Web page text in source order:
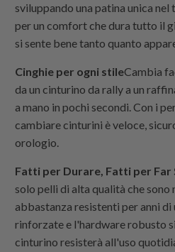
sviluppando una patina unica
per un comfort che dura tutto il
si sente bene tanto quanto
Cinghie per ogni stileCambia
da un cinturino da rally a un
a mano in pochi secondi. Con i
cambiare cinturini è veloce,
orologio.
Fatti per Durare, Fatti per Far
solo pelli di alta qualità che
abbastanza resistenti per anni
rinforzate e l'hardware robusto
cinturino resisterà all'uso